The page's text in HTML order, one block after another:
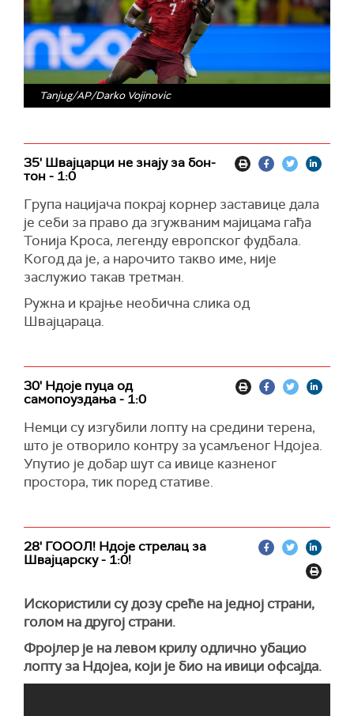
Tanjug/AP/Darko Vojinovic
35' Швајцарци не знају за бон-
тон - 1:0
Група нацијача покрај корнер заставице дала
је себи за право да згужваним мајицама гађа
Тонија Кроса, легенду европског фудбала.
Когод да је, а нарочито такво име, није
заслужио такав третман.
Ружна и крајње необична слика од
Швајцараца.
30' Ндоје пуца од
самопоуздања - 1:0
Немци су изгубили лопту на средини терена,
што је отворило контру за усамљеног Ндојеа.
Упутио је добар шут са ивице казненог
простора, тик поред стативе.
28' ГОООЛ! Ндоје стрелац за
Швајцарску - 1:0!
Искористили су дозу среће на једној страни,
голом на другој страни.
Фројлер је на левом крилу одлично убацио
лопту за Ндојеа, који је био на ивици офсајда.